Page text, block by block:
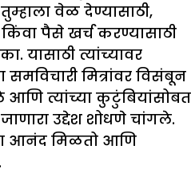
वेळ देण्यासाठी,
पैसे खर्च करण्यासाठी
यासाठी त्यांच्यावर
मित्रांवर विसंबून
आणि त्यांच्या कुटुंबियांसोबत
उद्देश शोधणे चांगले.
आनंद मिळतो आणि